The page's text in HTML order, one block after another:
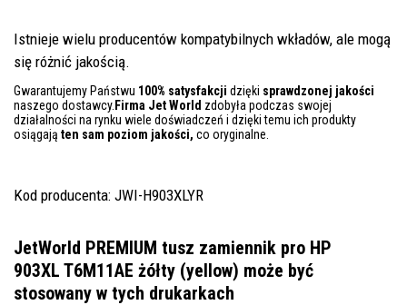
Istnieje wielu producentów kompatybilnych wkładów, ale mogą
się różnić jakością.
Gwarantujemy Państwu 100% satysfakcji dzięki sprawdzonej jakości
naszego dostawcy. Firma Jet World zdobyła podczas swojej
działalności na rynku wiele doświadczeń i dzięki temu ich produkty
osiągają ten sam poziom jakości, co oryginalne.
Kod producenta: JWI-H903XLYR
JetWorld PREMIUM tusz zamiennik pro HP
903XL T6M11AE żółty (yellow) może być
stosowany w tych drukarkach